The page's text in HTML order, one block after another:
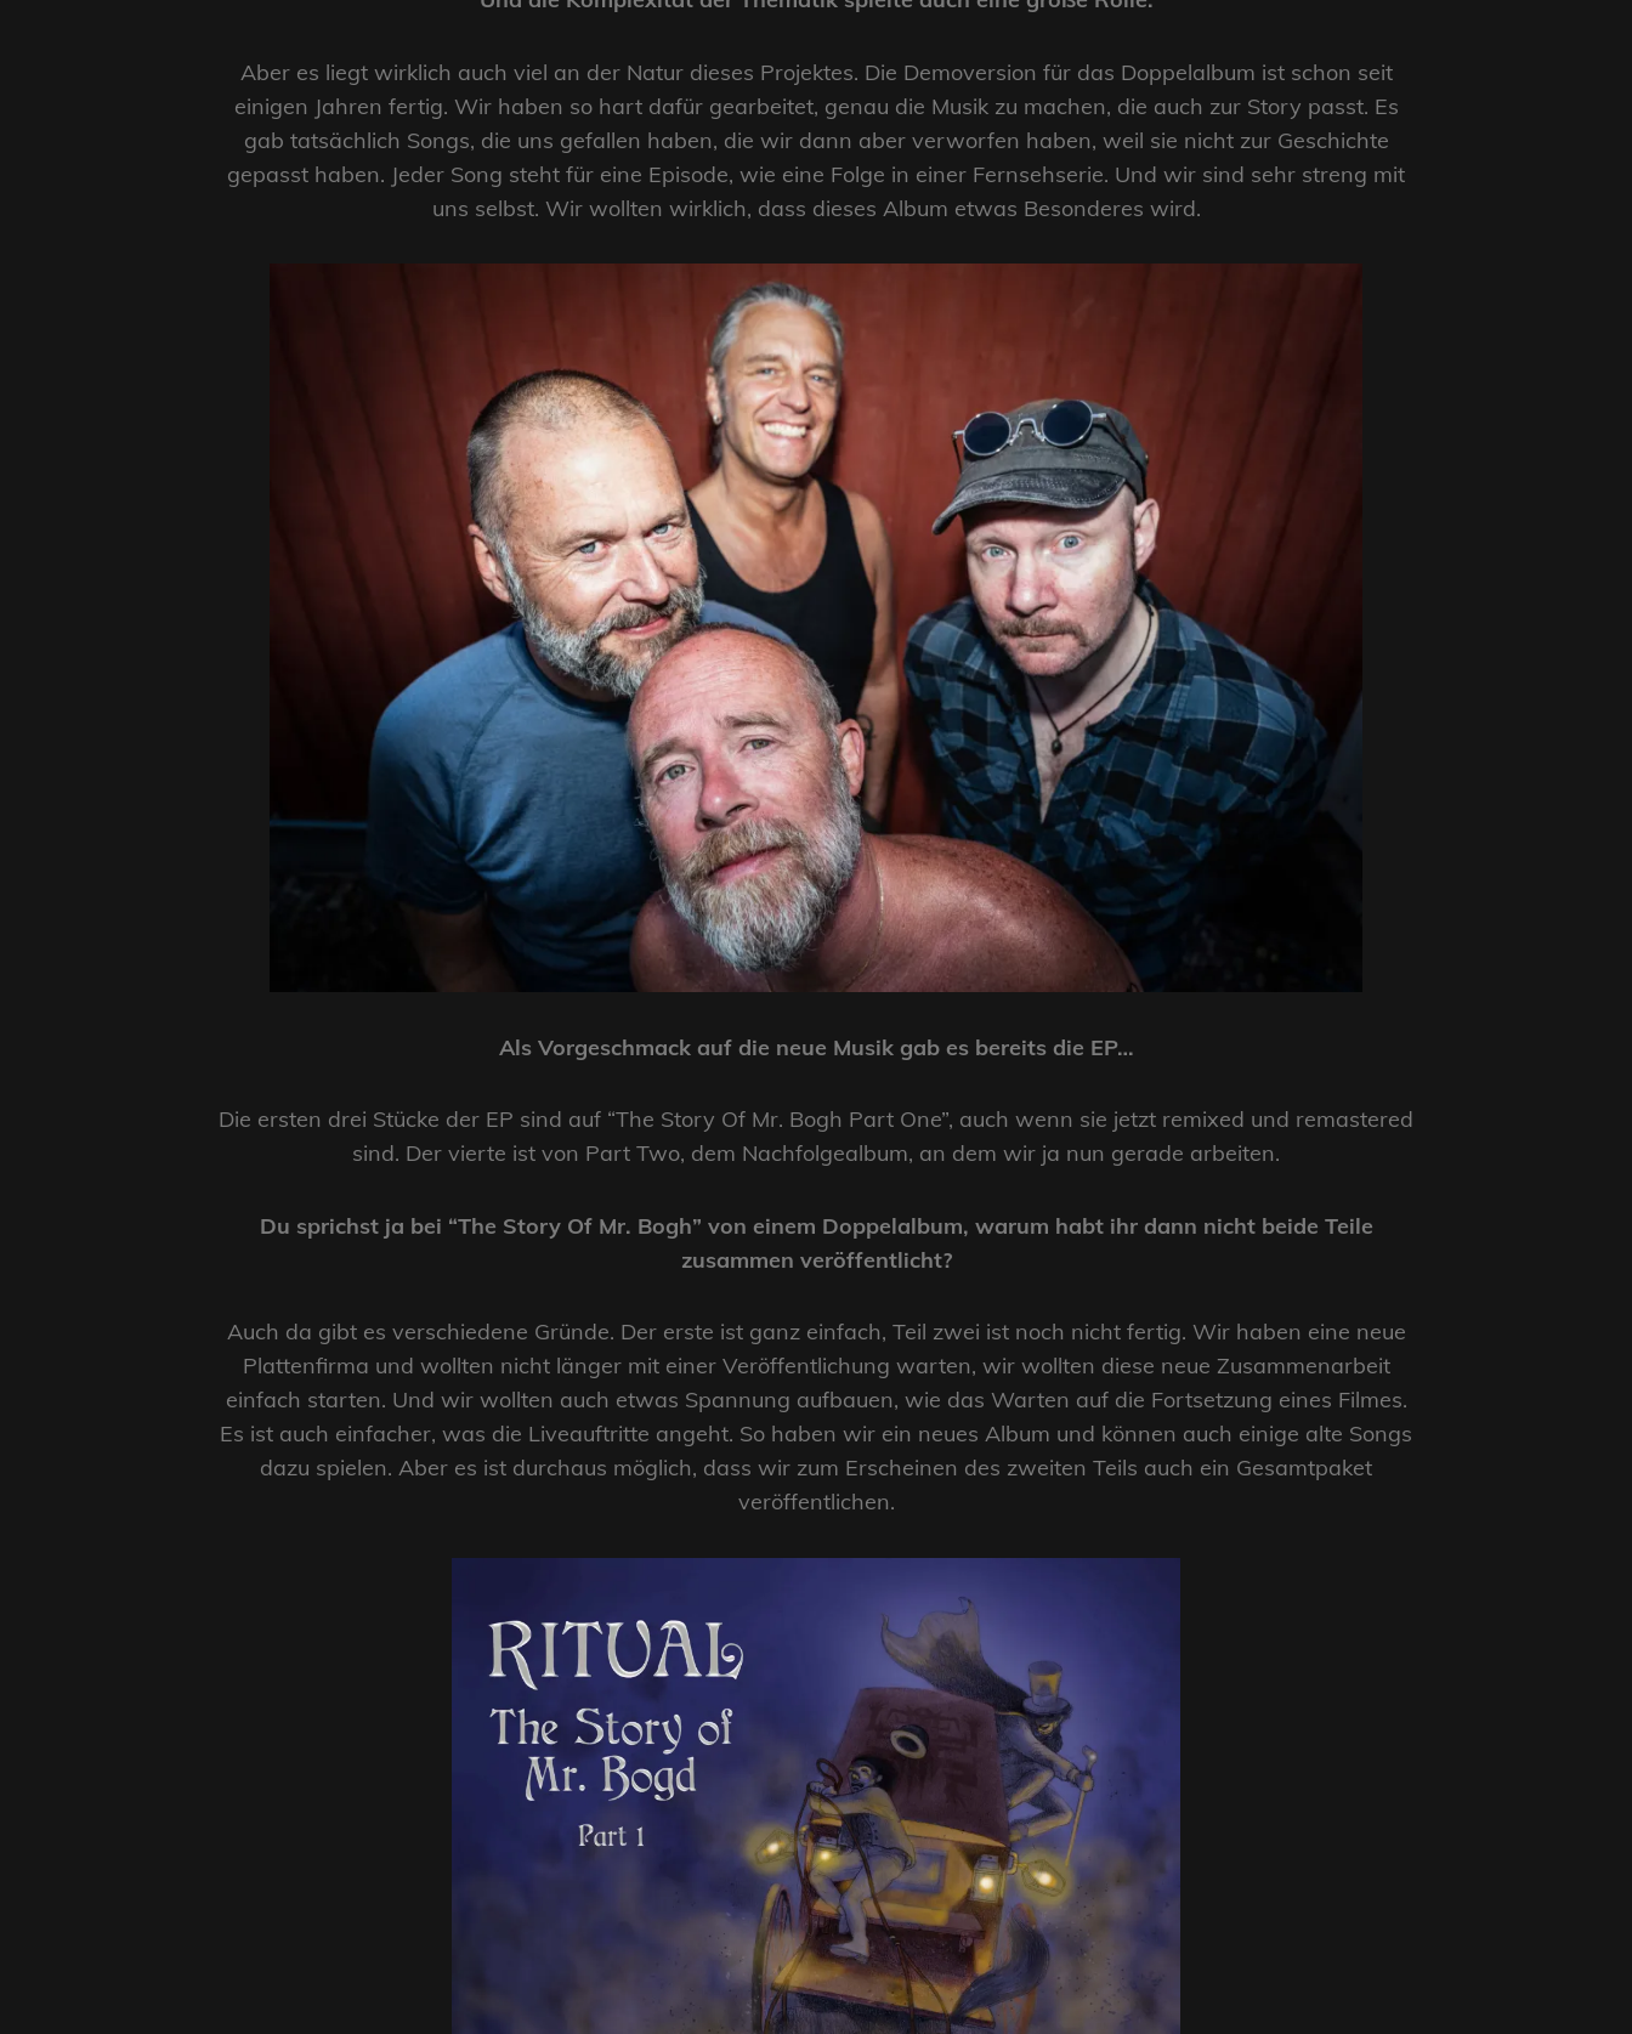
Aber es liegt wirklich auch viel an der Natur dieses Projektes. Die Demoversion für das Doppelalbum ist schon seit
einigen Jahren fertig. Wir haben so hart dafür gearbeitet, genau die Musik zu machen, die auch zur Story passt. Es
gab tatsächlich Songs, die uns gefallen haben, die wir dann aber verworfen haben, weil sie nicht zur Geschichte
gepasst haben. Jeder Song steht für eine Episode, wie eine Folge in einer Fernsehserie. Und wir sind sehr streng mit
uns selbst. Wir wollten wirklich, dass dieses Album etwas Besonderes wird.
Als Vorgeschmack auf die neue Musik gab es bereits die EP…
Die ersten drei Stücke der EP sind auf “The Story Of Mr. Bogh Part One”, auch wenn sie jetzt remixed und remastered
sind. Der vierte ist von Part Two, dem Nachfolgealbum, an dem wir ja nun gerade arbeiten.
Du sprichst ja bei “The Story Of Mr. Bogh” von einem Doppelalbum, warum habt ihr dann nicht beide Teile
zusammen veröffentlicht?
Auch da gibt es verschiedene Gründe. Der erste ist ganz einfach, Teil zwei ist noch nicht fertig. Wir haben eine neue
Plattenfirma und wollten nicht länger mit einer Veröffentlichung warten, wir wollten diese neue Zusammenarbeit
einfach starten. Und wir wollten auch etwas Spannung aufbauen, wie das Warten auf die Fortsetzung eines Filmes.
Es ist auch einfacher, was die Liveauftritte angeht. So haben wir ein neues Album und können auch einige alte Songs
dazu spielen. Aber es ist durchaus möglich, dass wir zum Erscheinen des zweiten Teils auch ein Gesamtpaket
veröffentlichen.